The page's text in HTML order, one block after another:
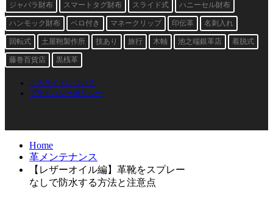
ジャバラ財布 スマートタグ財布 スライド式 ハニーセル財布
ハンモック財布 ベロ付き マネークリップ 印伝革 名刺入れ
回転式 土屋鞄製作所 技あり 旅行 木軸 池之端銀革店 着脱式
藤巻百貨店 黒桟革
このサイトについて
プライバシーポリシー
Home
革メンテナンス
【レザーオイル編】革靴をスプレー
なしで防水する方法と注意点